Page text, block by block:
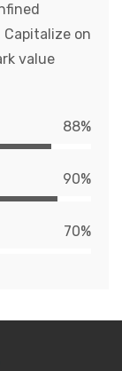
on
value
88%
90%
70%